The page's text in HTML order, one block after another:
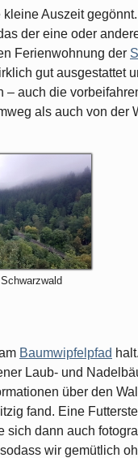
Auszeit
der eine oder
Ferienwohnung der
gut ausgestattet
auch die
als auch von der
Baumwipfelpfad
Laub- und
über den
fand. Eine
dann auch
wir gemütlich